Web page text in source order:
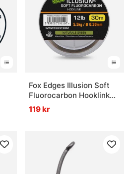
stjärnorFox Edges Illusion Soft
Fluorocarbon Hooklink
30m
119 kr